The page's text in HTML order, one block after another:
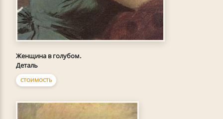
Женщина в голубом.
Деталь
СТОИМОСТЬ